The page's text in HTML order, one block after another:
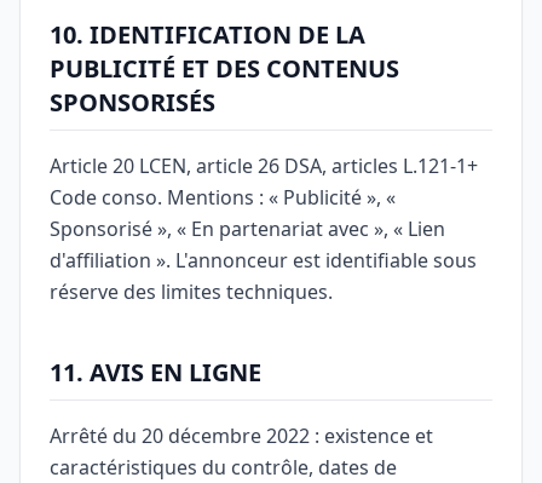
10. IDENTIFICATION DE LA
PUBLICITÉ ET DES CONTENUS
SPONSORISÉS
Article 20 LCEN, article 26 DSA, articles L.121-1+
Code conso. Mentions : « Publicité », «
Sponsorisé », « En partenariat avec », « Lien
d'affiliation ». L'annonceur est identifiable sous
réserve des limites techniques.
11. AVIS EN LIGNE
Arrêté du 20 décembre 2022 : existence et
caractéristiques du contrôle, dates de